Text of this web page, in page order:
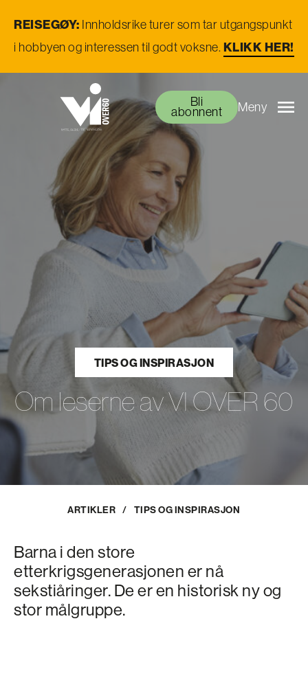
REISEGØY: Innholdsrike turer som tar utgangspunkt
i hobbyen og interessen til godt voksne. KLIKK HER!
Bli
abonnent Meny
TIPS OG INSPIRASJON
Om leserne av VI OVER 60
ARTIKLER / TIPS OG INSPIRASJON
Barna i den store
etterkrigsgenerasjonen er nå
sekstiåringer. De er en historisk ny og
stor målgruppe.